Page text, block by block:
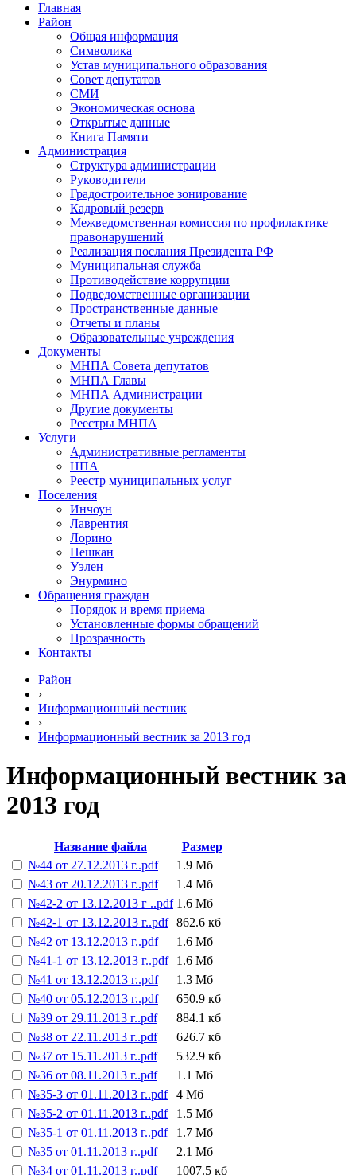
Главная
Район
Общая информация
Символика
Устав муниципального образования
Совет депутатов
СМИ
Экономическая основа
Открытые данные
Книга Памяти
Администрация
Структура администрации
Руководители
Градостроительное зонирование
Кадровый резерв
Межведомственная комиссия по профилактике
правонарушений
Реализация послания Президента РФ
Муниципальная служба
Противодействие коррупции
Подведомственные организации
Пространственные данные
Отчеты и планы
Образовательные учреждения
Документы
МНПА Совета депутатов
МНПА Главы
МНПА Администрации
Другие документы
Реестры МНПА
Услуги
Административные регламенты
НПА
Реестр муниципальных услуг
Поселения
Инчоун
Лаврентия
Лорино
Нешкан
Уэлен
Энурмино
Обращения граждан
Порядок и время приема
Установленные формы обращений
Прозрачность
Контакты
Район
›
Информационный вестник
›
Информационный вестник за 2013 год
Информационный вестник за
2013 год
Название файла
Размер
№44 от 27.12.2013 г..pdf
1.9 Мб
№43 от 20.12.2013 г..pdf
1.4 Мб
№42-2 от 13.12.2013 г ..pdf 1.6 Мб
№42-1 от 13.12.2013 г..pdf 862.6 кб
№42 от 13.12.2013 г..pdf
1.6 Мб
№41-1 от 13.12.2013 г..pdf
1.6 Мб
№41 от 13.12.2013 г..pdf
1.3 Мб
№40 от 05.12.2013 г..pdf
650.9 кб
№39 от 29.11.2013 г..pdf
884.1 кб
№38 от 22.11.2013 г..pdf
626.7 кб
№37 от 15.11.2013 г..pdf
532.9 кб
№36 от 08.11.2013 г..pdf
1.1 Мб
№35-3 от 01.11.2013 г..pdf
4 Мб
№35-2 от 01.11.2013 г..pdf
1.5 Мб
№35-1 от 01.11.2013 г..pdf
1.7 Мб
№35 от 01.11.2013 г..pdf
2.1 Мб
№34 от 01.11.2013 г..pdf
1007.5 кб